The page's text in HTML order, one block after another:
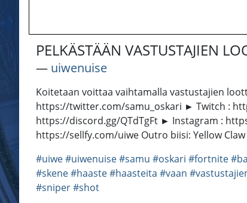
PELKÄSTÄÄN VASTUSTAJIEN
― uiwenuise
Koitetaan voittaa vaihtamalla vastustajien
https://twitter.com/samu_oskari ► Twitch :
https://discord.gg/QTdTgFt ► Instagram :
https://sellfy.com/uiwe Outro biisi: Yellow
#uiwe#uiwenuise#samu #oskari #fortnite
#skene#haaste#haasteita #vaan
#sniper#shot